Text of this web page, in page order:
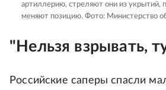
артиллерию, стреляют они из укрытий,
меняют позицию. Фото: Министерство
"Нельзя взрывать,
Российские саперы спасли